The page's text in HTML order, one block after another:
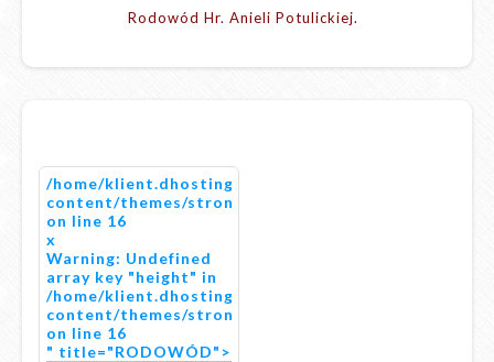
Rodowód Hr. Anieli Potulickiej.
/home/klient.dhosting.pl/astres/public_www/
content/themes/stronazbogiem/single/default.php
on line 16
x
Warning: Undefined
array key "height" in
/home/klient.dhosting.pl/astres/public_www/
content/themes/stronazbogiem/single/default.php
on line 16
" title="RODOWÓD">